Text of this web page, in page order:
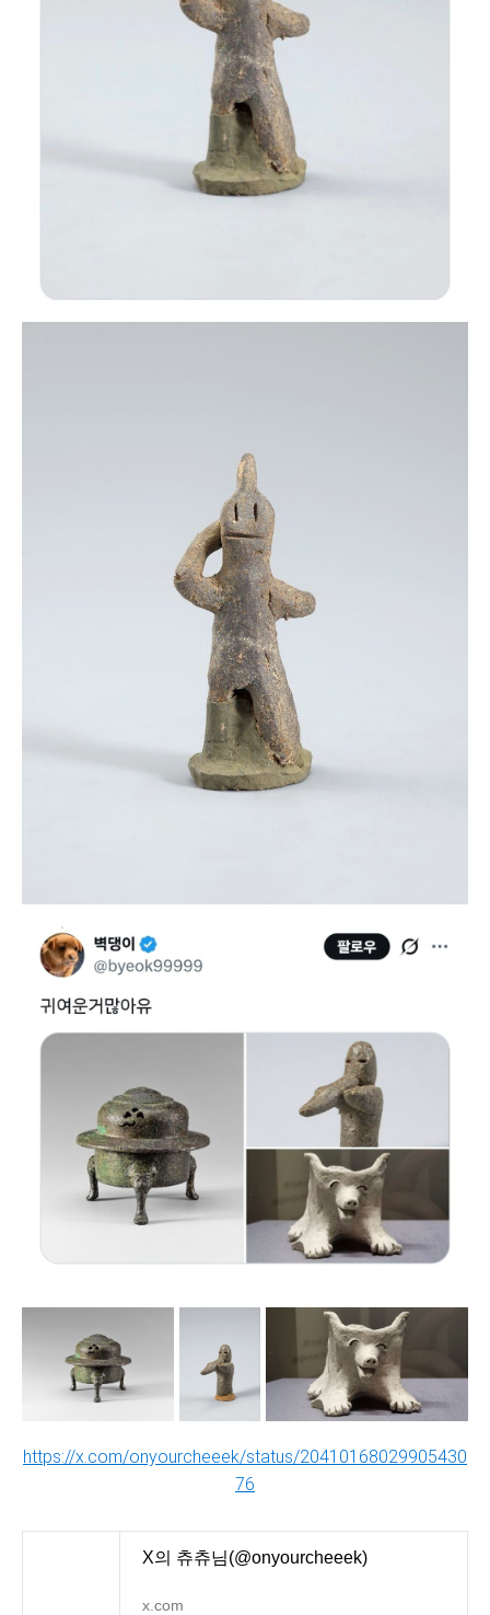
https://x.com/onyourcheeek/status/20410168029905430
76
X의 츄츄님(@onyourcheeek)
x.com